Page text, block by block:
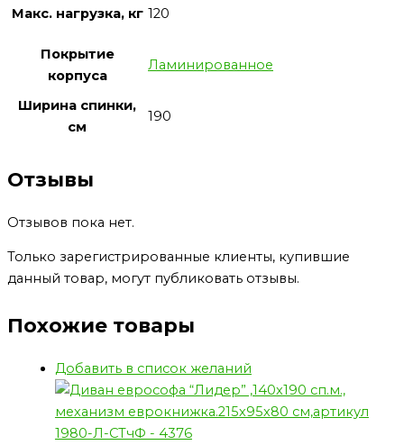
Макс. нагрузка, кг 120
Покрытие
корпуса
Ламинированное
Ширина спинки,
см
190
Отзывы
Отзывов пока нет.
Только зарегистрированные клиенты, купившие
данный товар, могут публиковать отзывы.
Похожие товары
Добавить в список желаний